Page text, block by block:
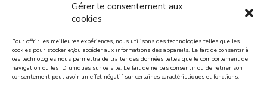
Gérer le consentement aux
cookies
Pour offrir les meilleures expériences, nous utilisons des technologies telles que les
cookies pour stocker et/ou accéder aux informations des appareils. Le fait de consentir à
ces technologies nous permettra de traiter des données telles que le comportement de
navigation ou les ID uniques sur ce site. Le fait de ne pas consentir ou de retirer son
consentement peut avoir un effet négatif sur certaines caractéristiques et fonctions.
Mungo graphic
Suivez-nous!
CONTACT